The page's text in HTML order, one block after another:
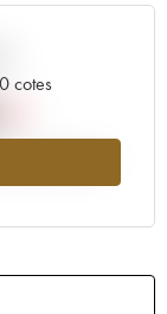
cotes
par rapport à